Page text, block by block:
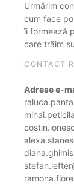
Urmărim
cum face
îi formează
care trăim
CONTACT
Adrese e-